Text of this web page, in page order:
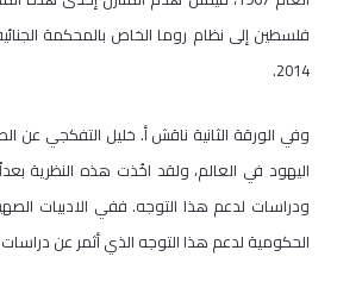
2014.
وفي الورقة الثانية ناقش أ. خليل التفكجي عن
اليهود في العالم، ولقد اخُذت هذه النظرية
ودراسات لدعم هذا التوجه. ففي الادبيات
الحكومية لدعم هذا التوجه الذي أثمر عن